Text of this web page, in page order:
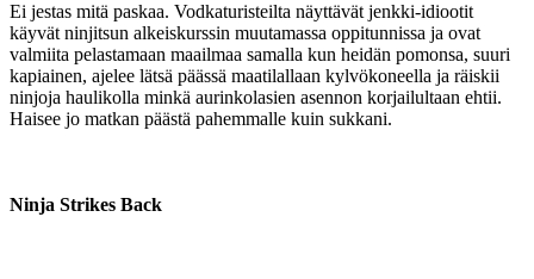
Ei jestas mitä paskaa. Vodkaturisteilta näyttävät jenkki-idiootit
käyvät ninjitsun alkeiskurssin muutamassa oppitunnissa ja ovat
valmiita pelastamaan maailmaa samalla kun heidän pomonsa, suuri
kapiainen, ajelee lätsä päässä maatilallaan kylvökoneella ja räiskii
ninjoja haulikolla minkä aurinkolasien asennon korjailultaan ehtii.
Haisee jo matkan päästä pahemmalle kuin sukkani.
Ninja Strikes Back